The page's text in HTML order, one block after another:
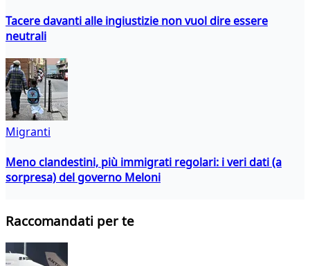
Tacere davanti alle ingiustizie non vuol dire essere
neutrali
Migranti
Meno clandestini, più immigrati regolari: i veri dati (a
sorpresa) del governo Meloni
Raccomandati per te